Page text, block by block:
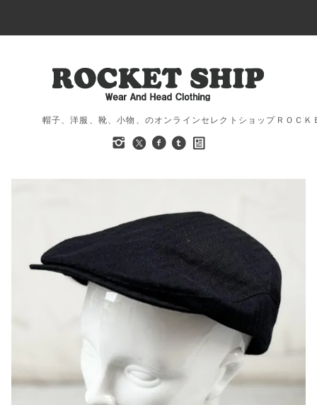
帽子、洋服、靴、小物、のオンラインセレクトショップＲＯＣ